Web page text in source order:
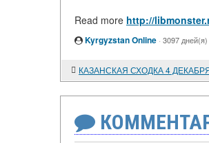
Read more http://
Kyrgyzstan Online · 3097
КАЗАНСКАЯ СХОДКА 4